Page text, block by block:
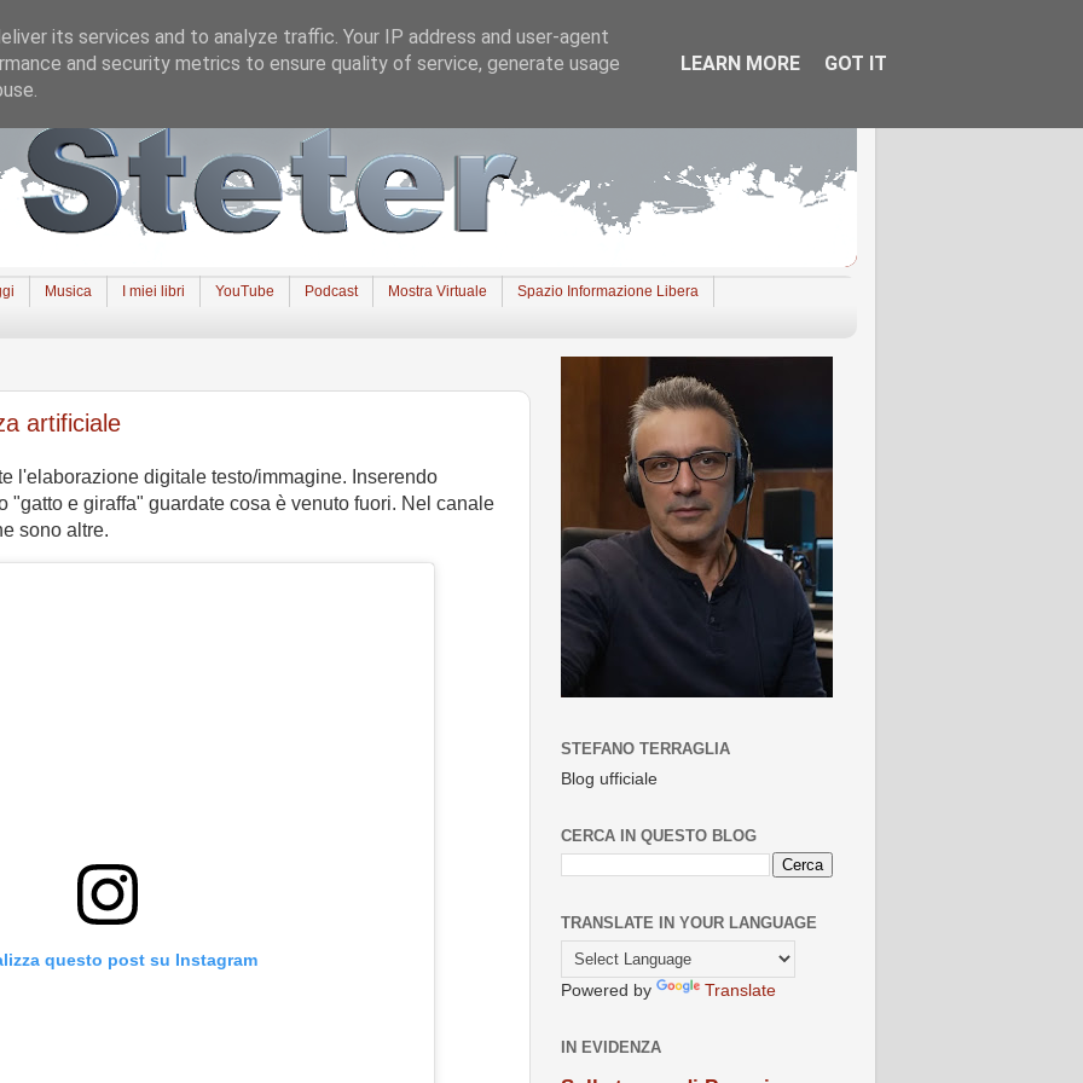
Musica I miei libri YouTube Podcast Mostra Virtuale Spazio Informazione Libera
artificiale
l'elaborazione digitale testo/immagine. Inserendo
"gatto e giraffa" guardate cosa è venuto fuori. Nel canale
sono altre.
questo post su Instagram
STEFANO TERRAGLIA
Blog ufficiale
CERCA IN QUESTO BLOG
TRANSLATE IN YOUR LANGUAGE
Powered by Translate
IN EVIDENZA
its services and to analyze traffic. Your IP address and user-agent
and security metrics to ensure quality of service, generate usage
LEARN MORE GOT IT